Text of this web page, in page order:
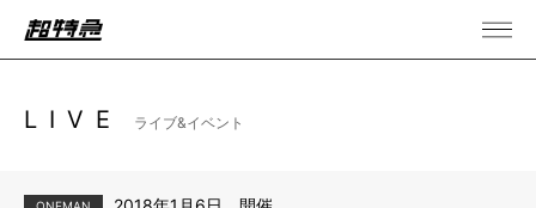
LIVE ライブ&イベント